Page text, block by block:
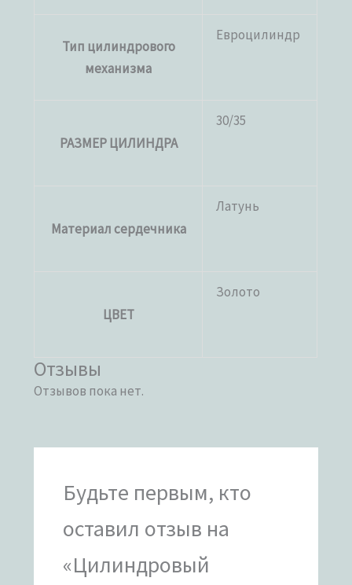
Тип цилиндрового
механизма
Евроцилиндр
РАЗМЕР ЦИЛИНДРА
30/35
Материал сердечника
Латунь
ЦВЕТ
Золото
Отзывы
Отзывов пока нет.
Будьте первым, кто
оставил отзыв на
«Цилиндровый